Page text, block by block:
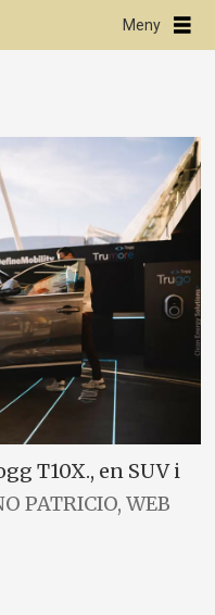
T10X., en SUV i
PATRICIO, WEB